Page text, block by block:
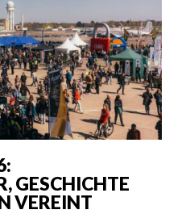
GESCHICHTE
VEREINT